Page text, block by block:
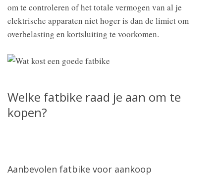
om te controleren of het totale vermogen van al je
elektrische apparaten niet hoger is dan de limiet om
overbelasting en kortsluiting te voorkomen.
Welke fatbike raad je aan om te
kopen?
Aanbevolen fatbike voor aankoop